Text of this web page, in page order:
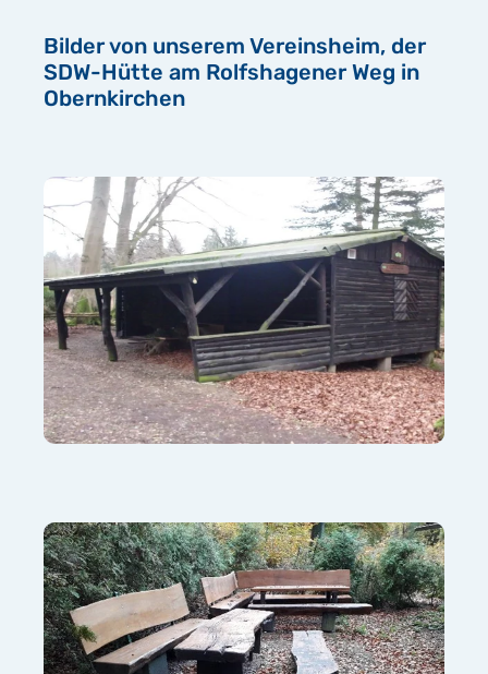
Bilder von unserem Vereinsheim, der
SDW-Hütte am Rolfshagener Weg in
Obernkirchen